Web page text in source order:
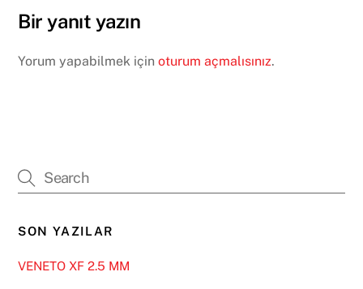
Bir yanıt yazın
Yorum yapabilmek içinoturum açmalısınız.
SON YAZILAR
VENETO XF 2.5 MM